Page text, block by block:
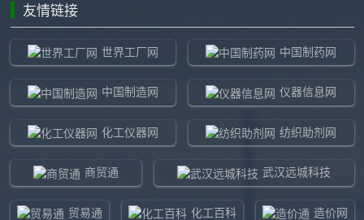
友情链接
世界工厂网 中国制药网
中国制造网 仪器信息网
化工仪器网 纺织助剂网
商贸通 武汉远城科技
贸易通 化工百科 造价网